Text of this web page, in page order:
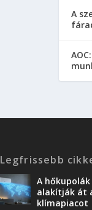
A
Legfrissebb
A
alakítják át
klímapiacot